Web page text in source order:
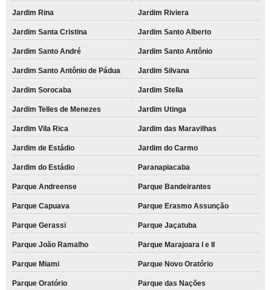
Jardim Rina Jardim Riviera
Jardim Santa Cristina Jardim Santo Alberto
Jardim Santo André Jardim Santo Antônio
Jardim Santo Antônio de Pádua Jardim Silvana
Jardim Sorocaba Jardim Stella
Jardim Telles de Menezes Jardim Utinga
Jardim Vila Rica Jardim das Maravilhas
Jardim de Estádio Jardim do Carmo
Jardim do Estádio Paranapiacaba
Parque Andreense Parque Bandeirantes
Parque Capuava Parque Erasmo Assunção
Parque Gerassi Parque Jaçatuba
Parque João Ramalho Parque Marajoara I e II
Parque Miami Parque Novo Oratório
Parque Oratório Parque das Nações